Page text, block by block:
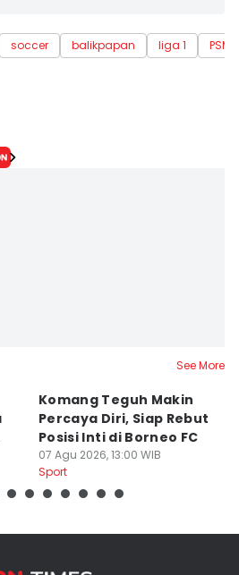
soccer balikpapan liga 1
PSM
See More
Komang Teguh Makin
Percaya Diri, Siap Rebut
Posisi Inti di Borneo FC
07 Agu 2026, 13:00 WIB
Sport